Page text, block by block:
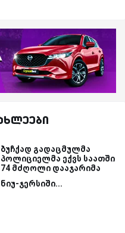
ბუჩქად გადაცმულმა
პოლიციელმა ექვს საათში
74 მძღოლი დააჯარიმა
ნიუ-ჯერსიში...